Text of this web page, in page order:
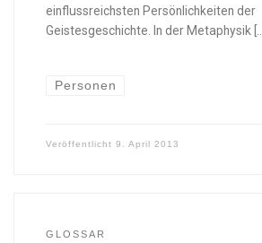
einflussreichsten Persönlichkeiten der
Geistesgeschichte. In der Metaphysik […]
Personen
Veröffentlicht 9. April 2013
GLOSSAR